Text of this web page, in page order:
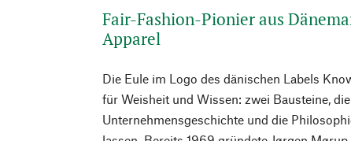
Fair-Fashion-Pionier aus
Apparel
Die Eule im Logo des dänischen Labels
für Weisheit und Wissen: zwei Bausteine,
Unternehmensgeschichte und die